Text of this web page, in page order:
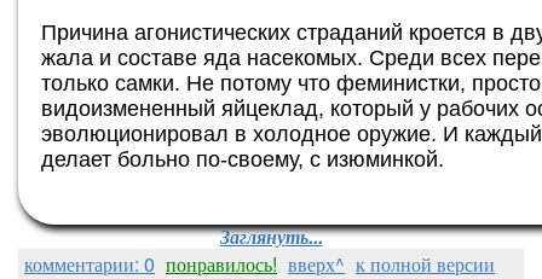
Причина агонистических страданий кроется в
жала и составе яда насекомых. Среди всех
только самки. Не потому что феминистки,
видоизмененный яйцеклад, который у рабочих
эволюционировал в холодное оружие. И каждый
делает больно по-своему, с изюминкой.
Заглянуть...
комментарии: 0 понравилось! вверх^ к полной версии